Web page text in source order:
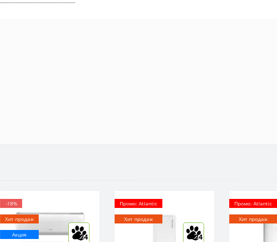
-18%
Хит продаж
Акция 24
Промо: Atlantic
Хит продаж
24
Промо: Atlantic
Хит продаж